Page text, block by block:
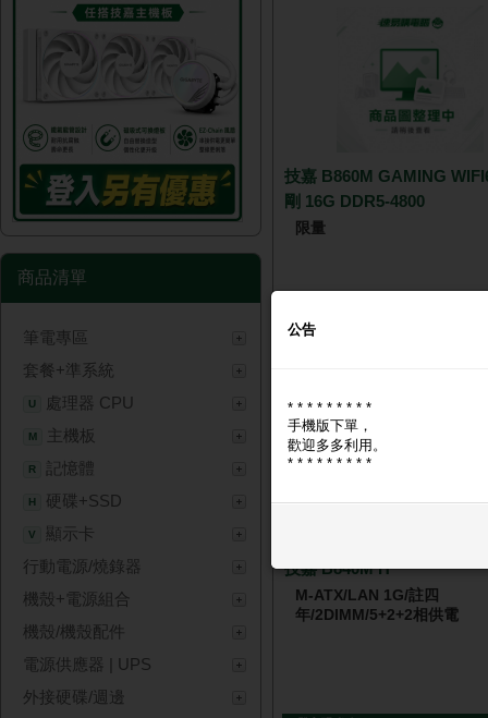
商品清單
筆電專區
套餐+準系統
U 處理器 CPU
M 主機板
R 記憶體
H 硬碟+SSD
V
顯示卡
行動電源/燒錄器
機殼+電源組合
機殼/機殼配件
電源供應器 | UPS
外接硬碟/週邊
技嘉 B860M GAMING
剛 16G DDR5-4800
限量
🔑 登入現省 $100
技嘉 B840M H
M-ATX/LAN 1G/註四
年/2DIMM/5+2+2相供電
公告
* * * * * * * * *
手機版下單，
歡迎多多利用。
* * * * * * * * *